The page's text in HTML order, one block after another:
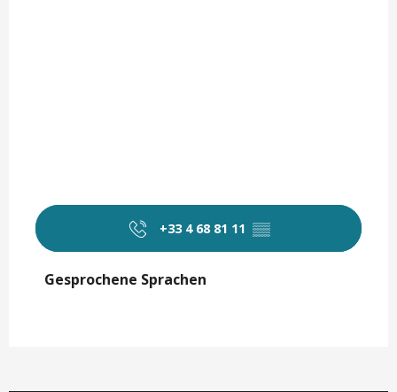
+33 4 68 81 11 ▒▒
Gesprochene Sprachen
Gesprochene Sprachen